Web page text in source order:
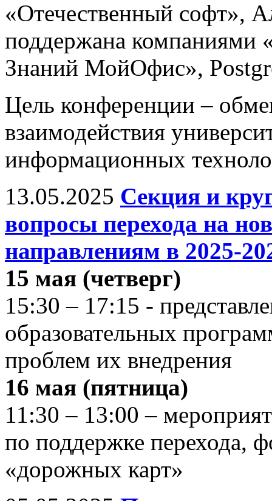
«Отечественный софт»,
поддержана компаниями
Знаний МойОфис»,
Цель конференции –
взаимодействия
информационных
13.05.2025 Секция и
вопросы перехода на
направлениям в 2025-
15 мая (четверг)
15:30 – 17:15 -
образовательных
проблем их внедрения
16 мая (пятница)
11:30 – 13:00 –
по поддержке перехода,
«дорожных карт»